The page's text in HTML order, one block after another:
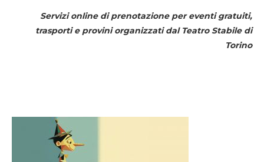
Servizi online di prenotazione per eventi gratuiti,
trasporti e provini organizzati dal Teatro Stabile di
Torino